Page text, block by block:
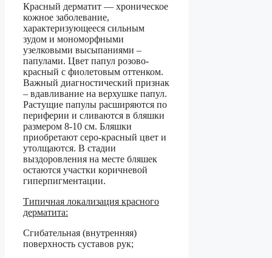
Красный дерматит — хроническое
кожное заболевание,
характеризующееся сильным
зудом и мономорфными
узелковыми высыпаниями –
папулами. Цвет папул розово-
красный с фиолетовым оттенком.
Важный диагностический признак
– вдавливание на верхушке папул.
Растущие папулы расширяются по
периферии и сливаются в бляшки
размером 8-10 см. Бляшки
приобретают серо-красный цвет и
утолщаются. В стадии
выздоровления на месте бляшек
остаются участки коричневой
гиперпигментации.
Типичная локализация красного
дерматита:
Сгибательная (внутренняя)
поверхность суставов рук;